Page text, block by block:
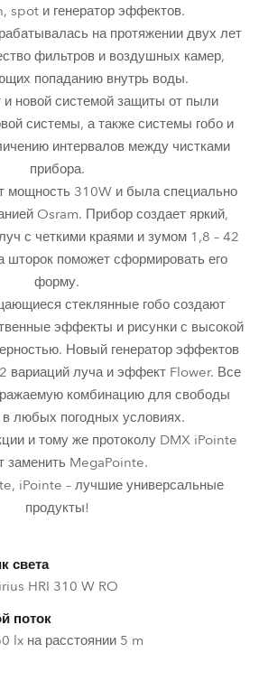
spot и генератор эффектов.
на протяжении двух лет
фильтров и воздушных камер,
попаданию внутрь воды.
новой системой защиты от пыли
системы, а также системы гобо и
интервалов между чистками
прибора.
мощность 310W и была специально
Osram. Прибор создает яркий,
с четкими краями и зумом 1,8 – 42
шторок поможет сформировать его
форму.
стеклянные гобо создают
эффекты и рисунки с высокой
Новый генератор эффектов
вариаций луча и эффект Flower. Все
комбинацию для свободы
в любых погодных условиях.
и тому же протоколу DMX iPointe
заменить MegaPointe.
iPointe – лучшие универсальные
продукты!
света
HRI 310 W RO
поток
lx на расстоянии 5 m